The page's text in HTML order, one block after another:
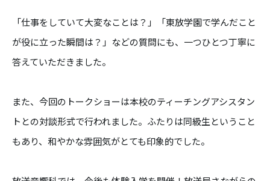
「仕事をしていて大変なことは？」「東放学園で学んだこと
が役に立った瞬間は？」などの質問にも、一つひとつ丁寧に
答えていただきました。
また、今回のトークショーは本校のティーチングアシスタン
トとの対談形式で行われました。ふたりは同級生ということ
もあり、和やかな雰囲気がとても印象的でした。